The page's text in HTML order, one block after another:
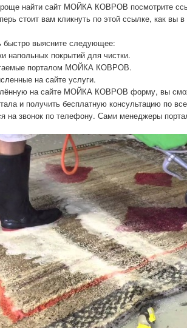
найти сайт МОЙКА КОВРОВ посмотрите
стоит вам кликнуть по этой ссылке, как вы
быстро выясните следующее:
напольных покрытий для чистки.
порталом МОЙКА КОВРОВ.
на сайте услуги.
на сайте МОЙКА КОВРОВ форму, вы
и получить бесплатную консультацию по
на звонок по телефону. Сами менеджеры